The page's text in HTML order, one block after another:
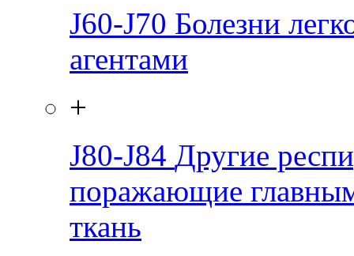
J60-J70 Болезни
агентами
+
J80-J84 Другие
поражающие
ткань